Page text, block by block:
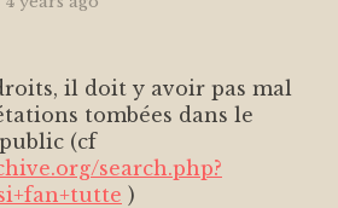
il doit y avoir pas mal
tombées dans le
(cf
search.php?
)